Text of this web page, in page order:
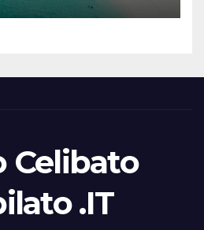
Celibato
.IT